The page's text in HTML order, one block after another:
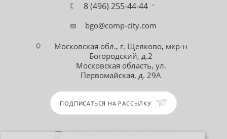
8 (496) 255-44-44
bgo@comp-city.com
Московская обл., г. Щелково, мкр-н
Богородский, д.2
Московская область, ул.
Первомайская, д. 29А
ПОДПИСАТЬСЯ НА РАССЫЛКУ